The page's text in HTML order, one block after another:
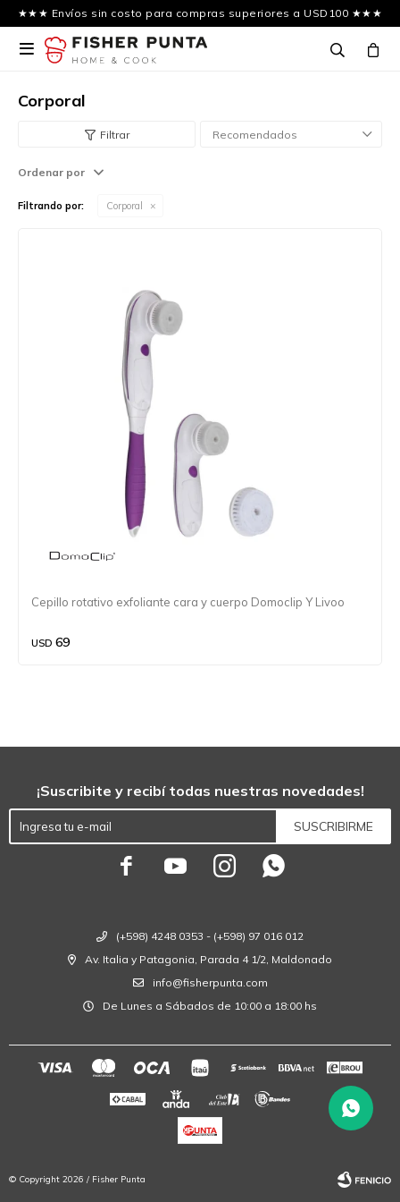
★★★ Envíos sin costo para compras superiores a USD100 ★★★

Corporal
Recomendados
Ordenar por
Filtrando por: Corporal
Cepillo rotativo exfoliante cara y cuerpo Domoclip Y Livoo
USD 69
(+598) 4248 0353 - (+598) 97 016 012
Av. Italia y Patagonia, Parada 4 1/2, Maldonado
info@fisherpunta.com
De Lunes a Sábados de 10:00 a 18:00 hs
¡Suscribite y recibí todas nuestras novedades!
SUSCRIBIRME
   
© Copyright 2026 / Fisher Punta